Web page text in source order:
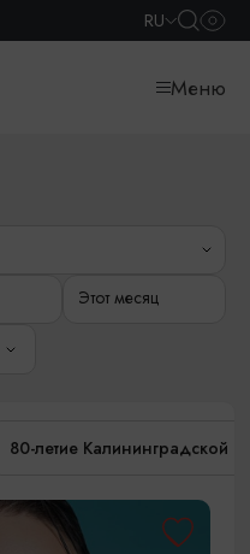
RU
Меню
Этот месяц
80-летие Калининградской